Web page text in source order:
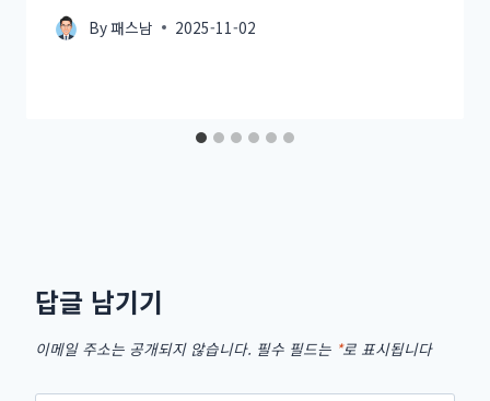
By패스남 2025-11-02
답글 남기기
이메일 주소는 공개되지 않습니다. 필수 필드는 *로 표시됩니다